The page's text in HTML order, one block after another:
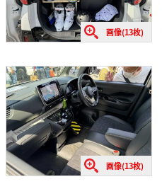
画像(13枚)
画像(13枚)